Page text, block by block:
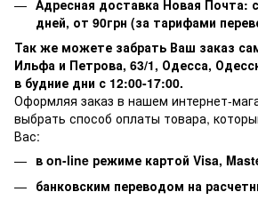
Адресная доставка Новая Почта:
дней, от 90грн (за тарифами
Так же можете забрать Ваш заказ
Ильфа и Петрова, 63/1, Одесса,
в будние дни с 12:00-17:00.
Оформляя заказ в нашем интернет-
выбрать способ оплаты товара,
Вас:
в on-line режиме картой Visa,
банковским переводом на